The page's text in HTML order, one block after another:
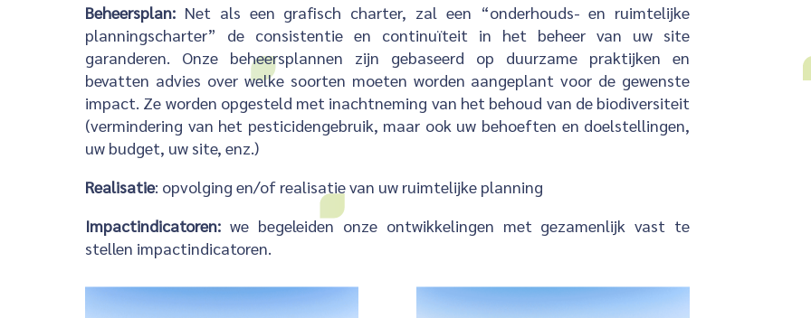
Beheersplan: Net als een grafisch charter, zal een “onderhouds- en ruimtelijke
planningscharter” de consistentie en continuïteit in het beheer van uw site
garanderen. Onze beheersplannen zijn gebaseerd op duurzame praktijken en
bevatten advies over welke soorten moeten worden aangeplant voor de gewenste
impact. Ze worden opgesteld met inachtneming van het behoud van de biodiversiteit
(vermindering van het pesticidengebruik, maar ook uw behoeften en doelstellingen,
uw budget, uw site, enz.)
Realisatie: opvolging en/of realisatie van uw ruimtelijke planning
Impactindicatoren: we begeleiden onze ontwikkelingen met gezamenlijk vast te
stellen impactindicatoren.